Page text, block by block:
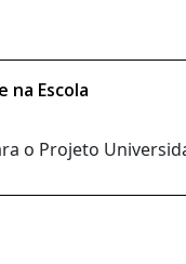
na Escola
o Projeto